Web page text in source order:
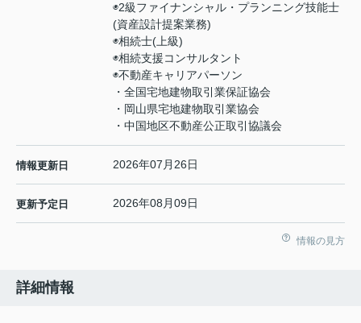
◉2級ファイナンシャル・プランニング技能士
(資産設計提案業務)
◉相続士(上級)
◉相続支援コンサルタント
◉不動産キャリアパーソン
・全国宅地建物取引業保証協会
・岡山県宅地建物取引業協会
・中国地区不動産公正取引協議会
情報更新日 2026年07月26日
更新予定日 2026年08月09日
情報の見方
詳細情報